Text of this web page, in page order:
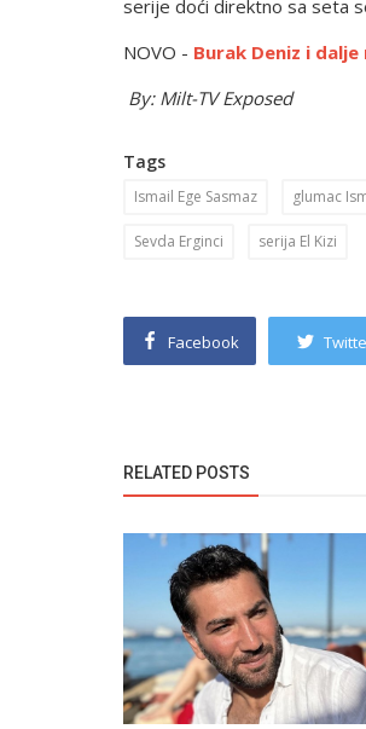
serije doći direktno sa seta
NOVO - Burak Deniz i
By: Milt-TV Exposed
Tags
Ismail Ege Sasmaz glumac
Sevda Erginci serija El Kizi
Facebook
RELATED POSTS